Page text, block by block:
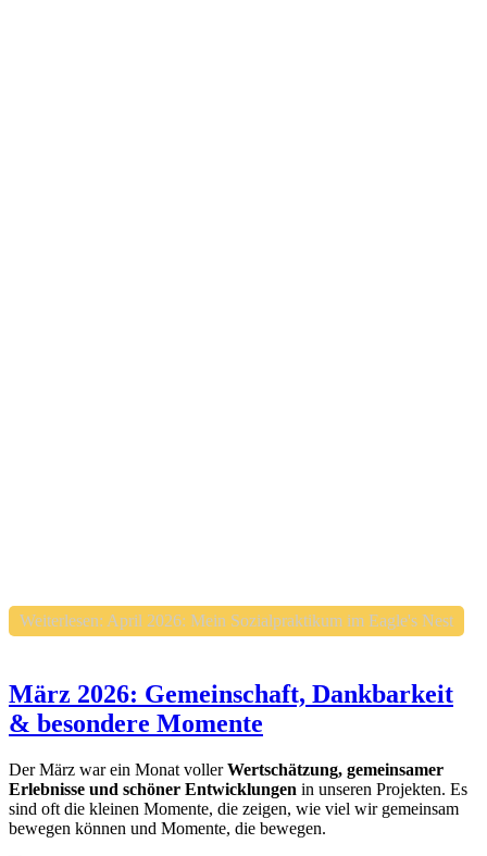
Weiterlesen: April 2026: Mein Sozialpraktikum im Eagle's Nest
März 2026: Gemeinschaft, Dankbarkeit
& besondere Momente
Der März war ein Monat vollerWertschätzung, gemeinsamer
Erlebnisse und schöner Entwicklungen in unseren Projekten. Es
sind oft die kleinen Momente, die zeigen, wie viel wir gemeinsam
bewegen können und Momente, die bewegen.